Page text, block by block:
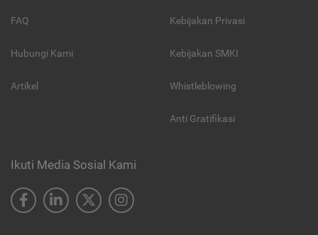
FAQ
Hubungi Kami
Artikel
Kebijakan Privasi
Kebijakan SMKI
Whistleblowing
Anti Gratifikasi
Ikuti Media Sosial Kami